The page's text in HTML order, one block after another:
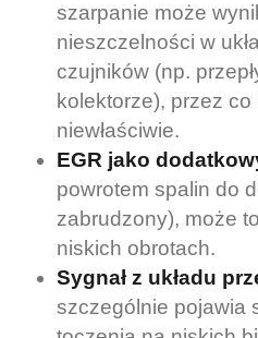
szarpanie może
nieszczelności w
czujników (np.
kolektorze), przez
niewłaściwie.
EGR jako
powrotem spalin do
zabrudzony), może
niskich obrotach.
Sygnał z układu
szczególnie pojawia